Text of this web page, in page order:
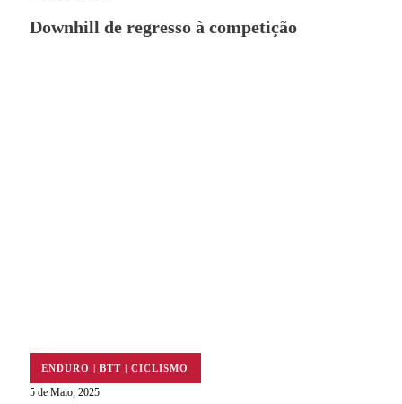
Downhill de regresso à competição
ENDURO | BTT | CICLISMO
5 de Maio, 2025